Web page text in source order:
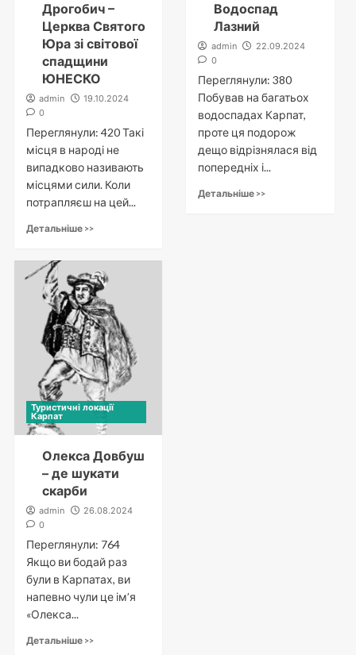
Дрогобич –
Церква Святого
Юра зі світової
спадщини
ЮНЕСКО
admin
19.10.2024
0
Переглянули: 420 Такі
місця в народі не
випадково називають
місцями сили. Коли
потрапляєш на цей...
Детальніше >>
Водоспад
Лазний
admin
22.09.2024
0
Переглянули: 380
Побував на багатьох
водоспадах Карпат,
проте ця подорож
дещо відрізнялася від
попередніх і...
Детальніше >>
Туристичні локації
Карпат
Олекса Довбуш
– де шукати
скарби
admin
26.08.2024
0
Переглянули: 764
Якщо ви бодай раз
були в Карпатах, ви
напевно чули це ім’я
«Олекса...
Детальніше >>